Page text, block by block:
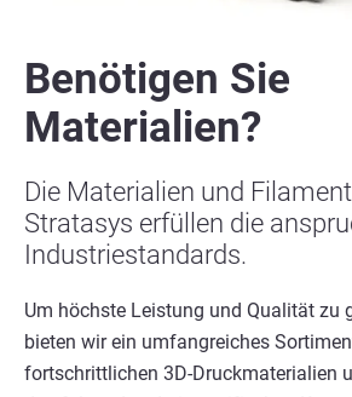
Benötigen Sie
Materialien?
Die Materialien und
Stratasys erfüllen die
Industriestandards.
Um höchste Leistung und Qualität zu
bieten wir ein umfangreiches
fortschrittlichen 3D-Druckmaterialien